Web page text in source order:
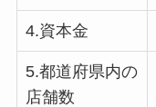
4.資本金
5.都道府県内の
店舗数